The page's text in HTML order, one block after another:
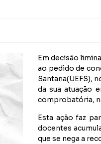
Em decisão
ao pedido de
Santana(UEFS),
da sua atuação
comprobatória,
Esta ação faz
docentes
que se nega a